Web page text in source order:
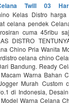
Twill 03
Kelas Distro harga
celana pendek
cuma 45ribu
DISTRO
Chino Pria Wanita
celana chino
Bandung. Ready
Warna Bahan
Murah Custom
di Indonesia,
Warna Celana